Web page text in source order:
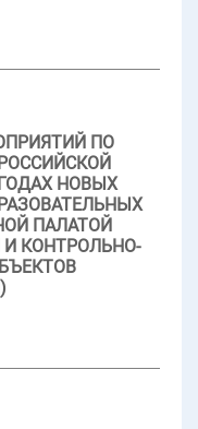
ПО
НОВЫХ
ПАЛАТОЙ
КОНТРОЛЬНО-